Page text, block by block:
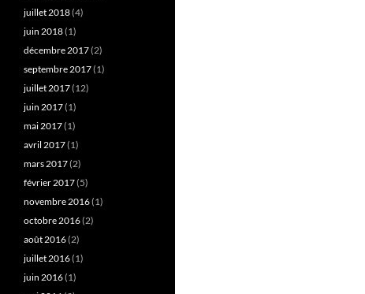
juillet 2018(4)
juin 2018(1)
décembre 2017(2)
septembre 2017(1)
juillet 2017(12)
juin 2017(1)
mai 2017(1)
avril 2017(1)
mars 2017(2)
février 2017(5)
novembre 2016(1)
octobre 2016(2)
août 2016(2)
juillet 2016(1)
juin 2016(1)